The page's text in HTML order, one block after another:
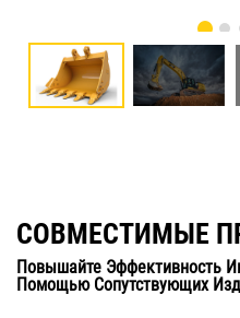
СОВМЕСТИМЫЕ
Повышайте Эффективность
Помощью Сопутствующих